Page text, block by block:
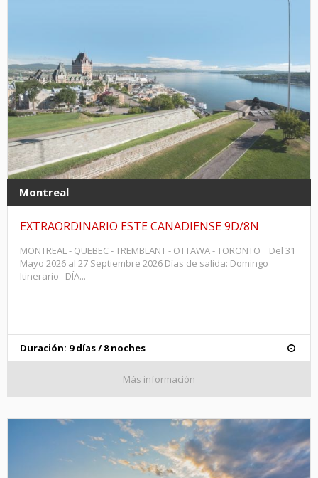
Montreal
EXTRAORDINARIO ESTE CANADIENSE 9D/8N
MONTREAL - QUEBEC - TREMBLANT - OTTAWA - TORONTO Del 31
Mayo 2026 al 27 Septiembre 2026 Días de salida: Domingo
Itinerario DÍA...
Duración: 9 días / 8 noches
Más información